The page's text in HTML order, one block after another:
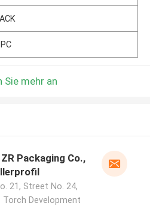
Sie mehr an
Packaging Co.,
21, Street No. 24,
Torch Development